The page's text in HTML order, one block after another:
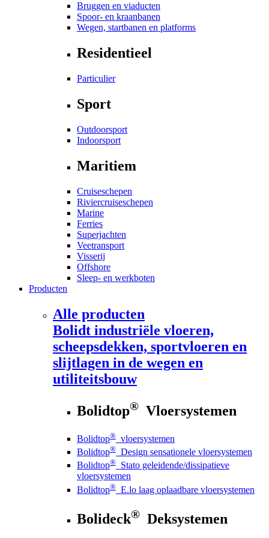
Bruggen en viaducten
Spoor- en kraanbanen
Wegen, startbanen en platforms
Residentieel
Particulier
Sport
Outdoorsport
Indoorsport
Maritiem
Cruiseschepen
Riviercruiseschepen
Marine
Ferries
Superjachten
Veetransport
Visserij
Offshore
Sleep- en werkboten
Producten
Alle producten
Bolidt industriële vloeren,
scheepsdekken, sportvloeren en
slijtlagen in de wegen en
utiliteitsbouw
Bolidtop® Vloersystemen
Bolidtop® vloersystemen
Bolidtop® Design sensationele vloersystemen
Bolidtop® Stato geleidende/dissipatieve
vloersystemen
Bolidtop® E.lo laag oplaadbare vloersystemen
Bolideck® Deksystemen